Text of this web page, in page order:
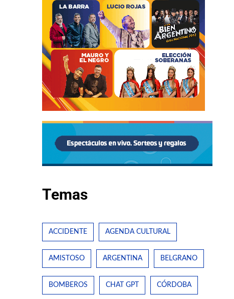
Temas
ACCIDENTE AGENDA CULTURAL
AMISTOSO ARGENTINA BELGRANO
BOMBEROS CHAT GPT CÓRDOBA